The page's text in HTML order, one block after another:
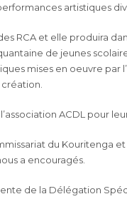
artistiques
RCA et elle produira
de jeunes
mises en oeuvre par
ACDL pour
du Kouritenga
a encouragés.
de la Délégation